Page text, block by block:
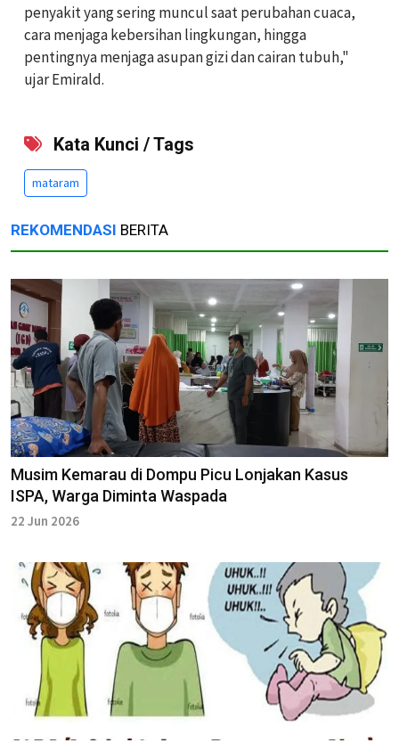
penyakit yang sering muncul saat perubahan cuaca,
cara menjaga kebersihan lingkungan, hingga
pentingnya menjaga asupan gizi dan cairan tubuh,"
ujar Emirald.
Kata Kunci / Tags
mataram
REKOMENDASI BERITA
Musim Kemarau di Dompu Picu Lonjakan Kasus
ISPA, Warga Diminta Waspada
22 Jun 2026